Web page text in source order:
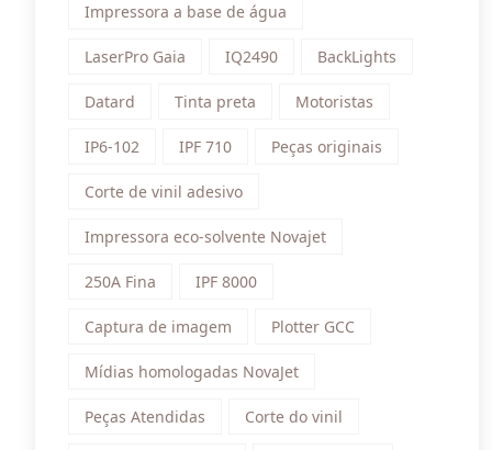
Impressora a base de água
LaserPro Gaia IQ2490 BackLights
Datard Tinta preta Motoristas
IP6-102 IPF 710 Peças originais
Corte de vinil adesivo
Impressora eco-solvente Novajet
250A Fina IPF 8000
Captura de imagem Plotter GCC
Mídias homologadas NovaJet
Peças Atendidas Corte do vinil